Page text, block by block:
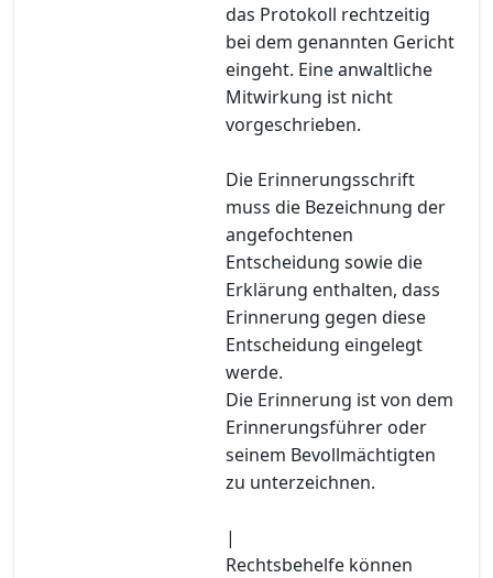
das Protokoll rechtzeitig
bei dem genannten Gericht
eingeht. Eine anwaltliche
Mitwirkung ist nicht
vorgeschrieben.
Die Erinnerungsschrift
muss die Bezeichnung der
angefochtenen
Entscheidung sowie die
Erklärung enthalten, dass
Erinnerung gegen diese
Entscheidung eingelegt
werde.
Die Erinnerung ist von dem
Erinnerungsführer oder
seinem Bevollmächtigten
zu unterzeichnen.
|
Rechtsbehelfe können